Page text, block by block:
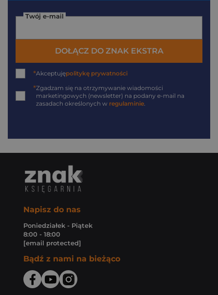
Twój e-mail
DOŁĄCZ DO ZNAK EKSTRA
*Akceptujępolitykę prywatności
*Zgadzam się na otrzymywanie wiadomości
marketingowych (newsletter) na podany e-mail na
zasadach określonych w regulaminie.
Napisz do nas
Poniedziałek - Piątek
8:00 - 18:00
[email protected]
Bądź z nami na bieżąco